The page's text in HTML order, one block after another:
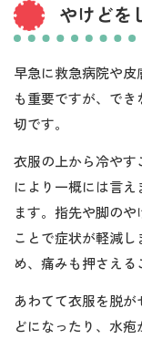
やけどを
早急に救急病院や
も重要ですが、で
切です。
衣服の上から冷や
により一概には言え
ます。指先や脚の
ことで症状が軽減
め、痛みも押さえる
あわてて衣服を脱
どになったり、水